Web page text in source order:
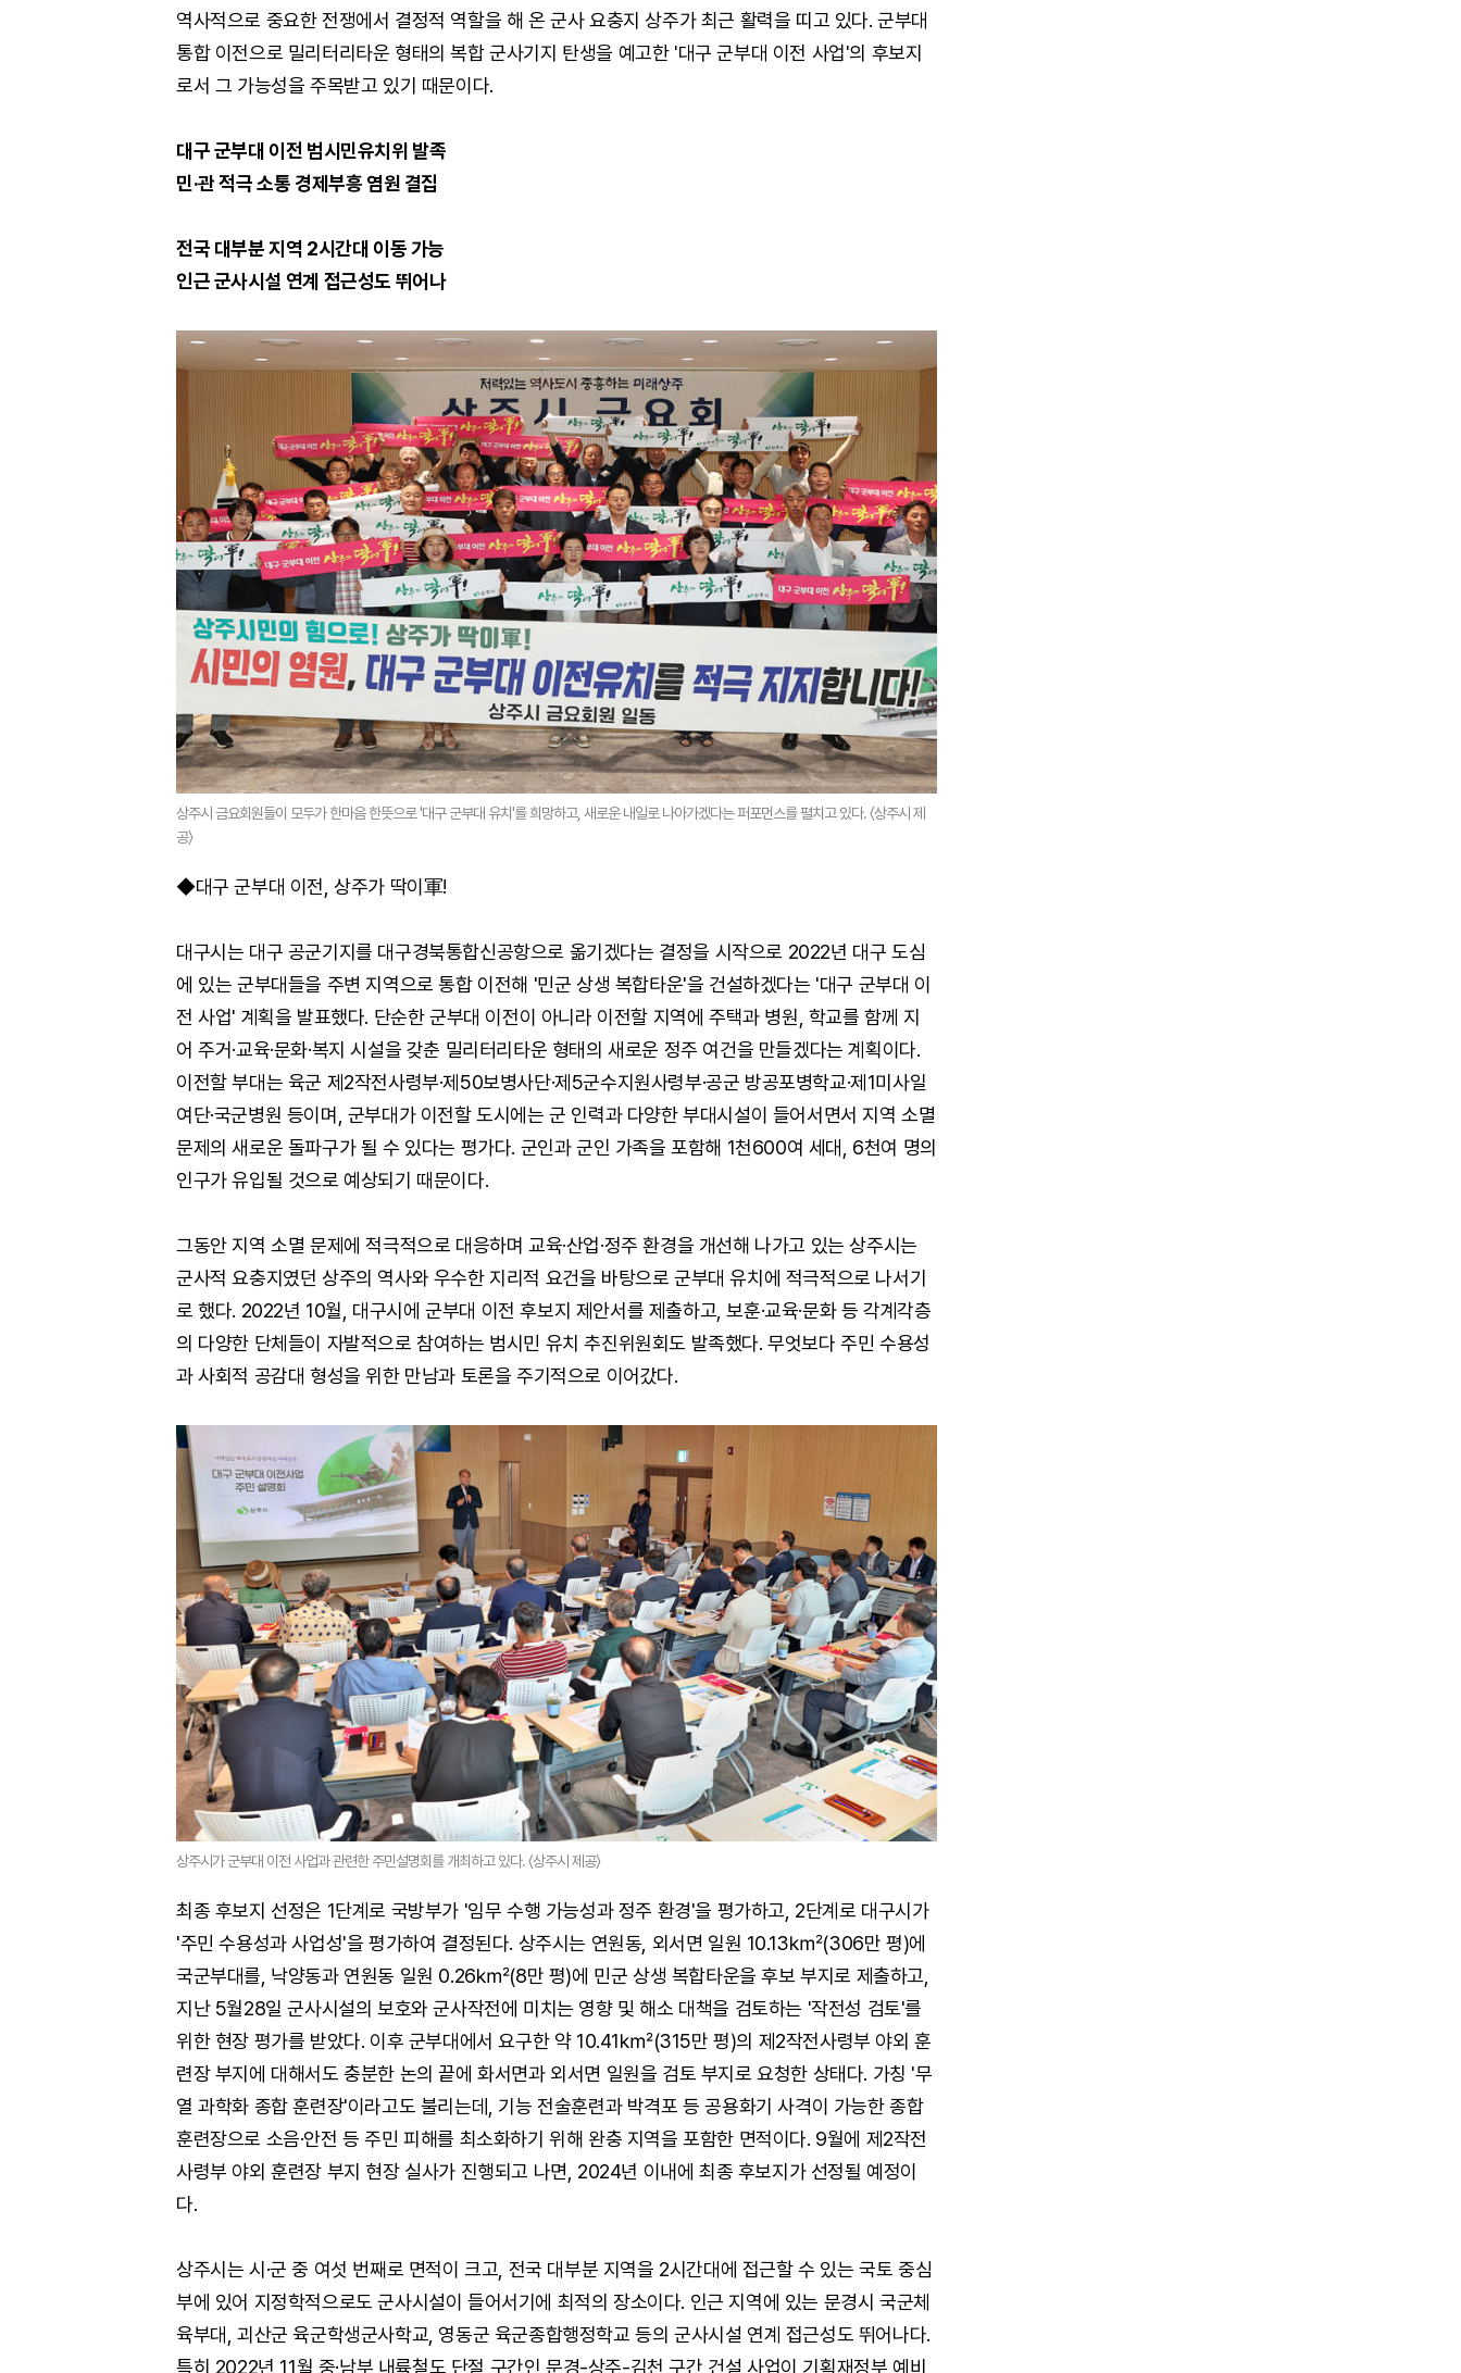
역사적으로 중요한 전쟁에서 결정적 역할을 해 온 군사 요충지 상주가 최근 활력을 띠고 있다. 군부대
통합 이전으로 밀리터리타운 형태의 복합 군사기지 탄생을 예고한 '대구 군부대 이전 사업'의 후보지
로서 그 가능성을 주목받고 있기 때문이다.
대구 군부대 이전 범시민유치위 발족
민·관 적극 소통 경제부흥 염원 결집
전국 대부분 지역 2시간대 이동 가능
인근 군사시설 연계 접근성도 뛰어나
상주시 금요회원들이 모두가 한마음 한뜻으로 '대구 군부대 유치'를 희망하고, 새로운 내일로 나아가겠다는 퍼포먼스를 펼치고 있다. 〈상주시 제
공〉
◆대구 군부대 이전, 상주가 딱이軍!
대구시는 대구 공군기지를 대구경북통합신공항으로 옮기겠다는 결정을 시작으로 2022년 대구 도심
에 있는 군부대들을 주변 지역으로 통합 이전해 '민군 상생 복합타운'을 건설하겠다는 '대구 군부대 이
전 사업' 계획을 발표했다. 단순한 군부대 이전이 아니라 이전할 지역에 주택과 병원, 학교를 함께 지
어 주거·교육·문화·복지 시설을 갖춘 밀리터리타운 형태의 새로운 정주 여건을 만들겠다는 계획이다.
이전할 부대는 육군 제2작전사령부·제50보병사단·제5군수지원사령부·공군 방공포병학교·제1미사일
여단·국군병원 등이며, 군부대가 이전할 도시에는 군 인력과 다양한 부대시설이 들어서면서 지역 소멸
문제의 새로운 돌파구가 될 수 있다는 평가다. 군인과 군인 가족을 포함해 1천600여 세대, 6천여 명의
인구가 유입될 것으로 예상되기 때문이다.
그동안 지역 소멸 문제에 적극적으로 대응하며 교육·산업·정주 환경을 개선해 나가고 있는 상주시는
군사적 요충지였던 상주의 역사와 우수한 지리적 요건을 바탕으로 군부대 유치에 적극적으로 나서기
로 했다. 2022년 10월, 대구시에 군부대 이전 후보지 제안서를 제출하고, 보훈·교육·문화 등 각계각층
의 다양한 단체들이 자발적으로 참여하는 범시민 유치 추진위원회도 발족했다. 무엇보다 주민 수용성
과 사회적 공감대 형성을 위한 만남과 토론을 주기적으로 이어갔다.
상주시가 군부대 이전 사업과 관련한 주민설명회를 개최하고 있다. 〈상주시 제공〉
최종 후보지 선정은 1단계로 국방부가 '임무 수행 가능성과 정주 환경'을 평가하고, 2단계로 대구시가
'주민 수용성과 사업성'을 평가하여 결정된다. 상주시는 연원동, 외서면 일원 10.13㎢(306만 평)에
국군부대를, 낙양동과 연원동 일원 0.26㎢(8만 평)에 민군 상생 복합타운을 후보 부지로 제출하고,
지난 5월28일 군사시설의 보호와 군사작전에 미치는 영향 및 해소 대책을 검토하는 '작전성 검토'를
위한 현장 평가를 받았다. 이후 군부대에서 요구한 약 10.41㎢(315만 평)의 제2작전사령부 야외 훈
련장 부지에 대해서도 충분한 논의 끝에 화서면과 외서면 일원을 검토 부지로 요청한 상태다. 가칭 '무
열 과학화 종합 훈련장'이라고도 불리는데, 기능 전술훈련과 박격포 등 공용화기 사격이 가능한 종합
훈련장으로 소음·안전 등 주민 피해를 최소화하기 위해 완충 지역을 포함한 면적이다. 9월에 제2작전
사령부 야외 훈련장 부지 현장 실사가 진행되고 나면, 2024년 이내에 최종 후보지가 선정될 예정이
다.
상주시는 시·군 중 여섯 번째로 면적이 크고, 전국 대부분 지역을 2시간대에 접근할 수 있는 국토 중심
부에 있어 지정학적으로도 군사시설이 들어서기에 최적의 장소이다. 인근 지역에 있는 문경시 국군체
육부대, 괴산군 육군학생군사학교, 영동군 육군종합행정학교 등의 군사시설 연계 접근성도 뛰어나다.
특히 2022년 11월 중·남부 내륙철도 단절 구간인 문경-상주-김천 구간 건설 사업이 기획재정부 예비